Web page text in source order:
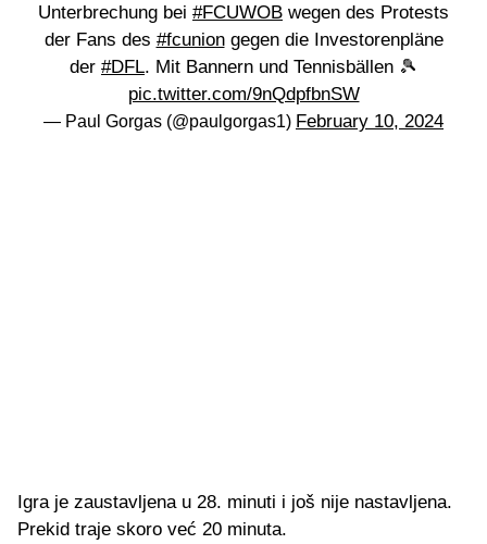
Unterbrechung bei #FCUWOB wegen des Protests
der Fans des #fcuniongegen die Investorenpläne
der #DFL. Mit Bannern und Tennisbällen 🎾
pic.twitter.com/9nQdpfbnSW
— Paul Gorgas (@paulgorgas1) February 10, 2024
Igra je zaustavljena u 28. minuti i još nije nastavljena.
Prekid traje skoro već 20 minuta.